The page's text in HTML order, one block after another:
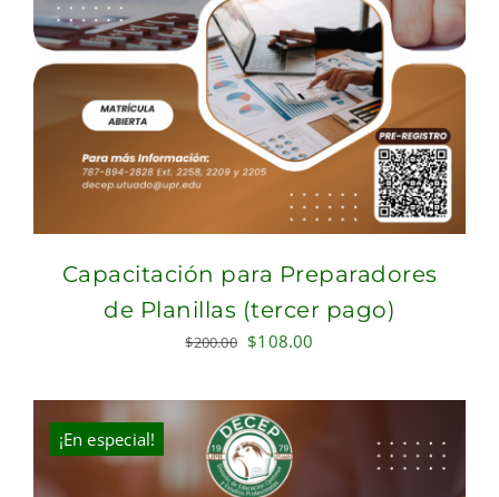
Capacitación para Preparadores
de Planillas (tercer pago)
$200.00 Original
was:
$200.00.
$108.00
is:
¡En especial!